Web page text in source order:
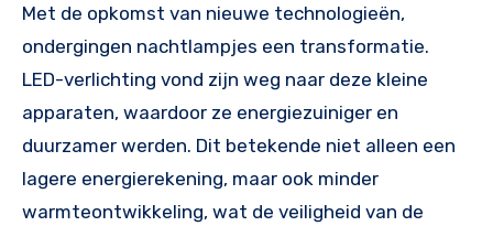
Met de opkomst van nieuwe technologieën,
ondergingen nachtlampjes een transformatie.
LED-verlichting vond zijn weg naar deze kleine
apparaten, waardoor ze energiezuiniger en
duurzamer werden. Dit betekende niet alleen een
lagere energierekening, maar ook minder
warmteontwikkeling, wat de veiligheid van de